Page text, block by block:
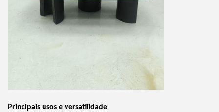
Principais usos e versatilidade